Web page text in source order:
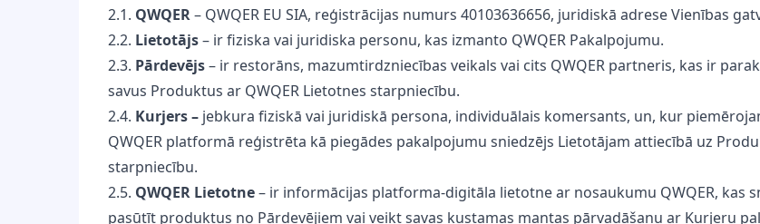
2.1. QWQER– QWQER EU SIA, reģistrācijas numurs 40103636656, juridiskā adrese Vienības
2.2. Lietotājs– ir fiziska vai juridiska personu, kas izmanto QWQER Pakalpojumu.
2.3. Pārdevējs– ir restorāns, mazumtirdzniecības veikals vai cits QWQER partneris, kas ir
savus Produktus ar QWQER Lietotnes starpniecību.
2.4. Kurjers – jebkura fiziskā vai juridiskā persona, individuālais komersants, un, kur
QWQER platformā reģistrēta kā piegādes pakalpojumu sniedzējs Lietotājam attiecībā uz
starpniecību.
2.5. QWQER Lietotne– ir informācijas platforma-digitāla lietotne ar nosaukumu QWQER, kas
pasūtīt produktus no Pārdevējiem vai veikt savas kustamas mantas pārvadāšanu ar Kurjeru